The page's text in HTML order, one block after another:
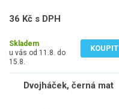
36 Kč s DPH
Skladem
u vás od 11.8. do
15.8.
KOUPIT
Dvojháček, černá mat